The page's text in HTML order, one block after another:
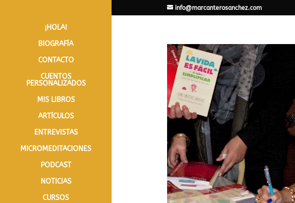
info@marcanterosanchez.com
¡HOLA!
BIOGRAFÍA
CONTACTO
CUENTOS
PERSONALIZADOS
MIS LIBROS
ARTÍCULOS
ENTREVISTAS
MICROMEDITACIONES
PODCAST
NOTICIAS
CURSOS